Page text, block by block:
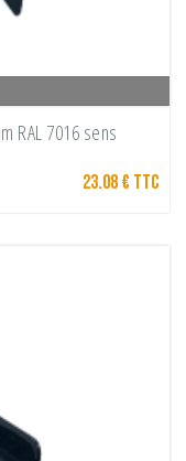
RAL 7016 sens
23.08 € TTC